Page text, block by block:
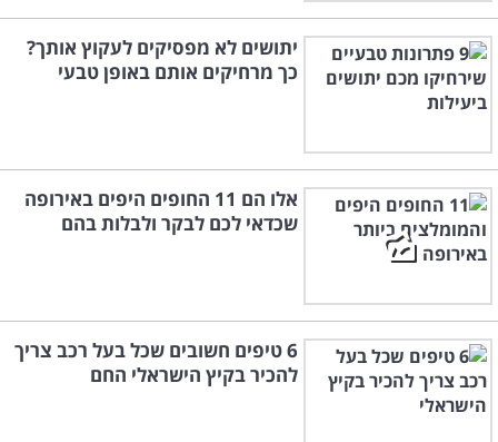
יתושים לא מפסיקים לעקוץ אותך?
כך מרחיקים אותם באופן טבעי
אלו הם 11 החופים היפים באירופה
שכדאי לכם לבקר ולבלות בהם
6 טיפים חשובים שכל בעל רכב צריך
להכיר בקיץ הישראלי החם